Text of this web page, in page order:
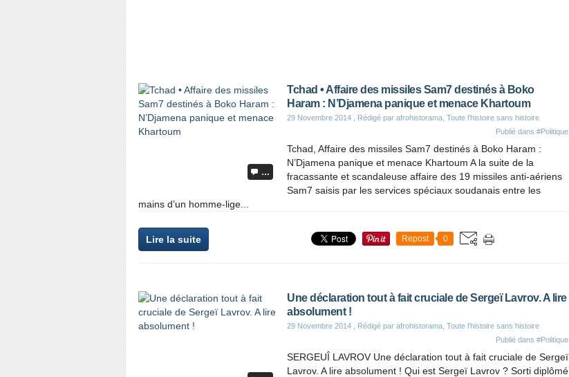
…
Tchad • Affaire des missiles Sam7 destinés à Boko
Haram : N’Djamena panique et menace Khartoum
29 Novembre 2014 , Rédigé par afrohistorama, Toute l'histoire sans histoire
Publié dans #Politique
Tchad, Affaire des missiles Sam7 destinés à Boko Haram :
N’Djamena panique et menace Khartoum A la suite de la
fracassante et scandaleuse affaire des 19 missiles anti-aériens
Sam7 saisis par les services spéciaux soudanais entre les
mains d’un homme-lige...
Lire la suite Repost 0
Une déclaration tout à fait cruciale de Sergeï Lavrov. A lire
absolument !
29 Novembre 2014 , Rédigé par afrohistorama, Toute l'histoire sans histoire
Publié dans #Politique
SERGEUÎ LAVROV Une déclaration tout à fait cruciale de Sergeï
Lavrov. A lire absolument ! Qui est Sergeï Lavrov ? Sorti diplômé